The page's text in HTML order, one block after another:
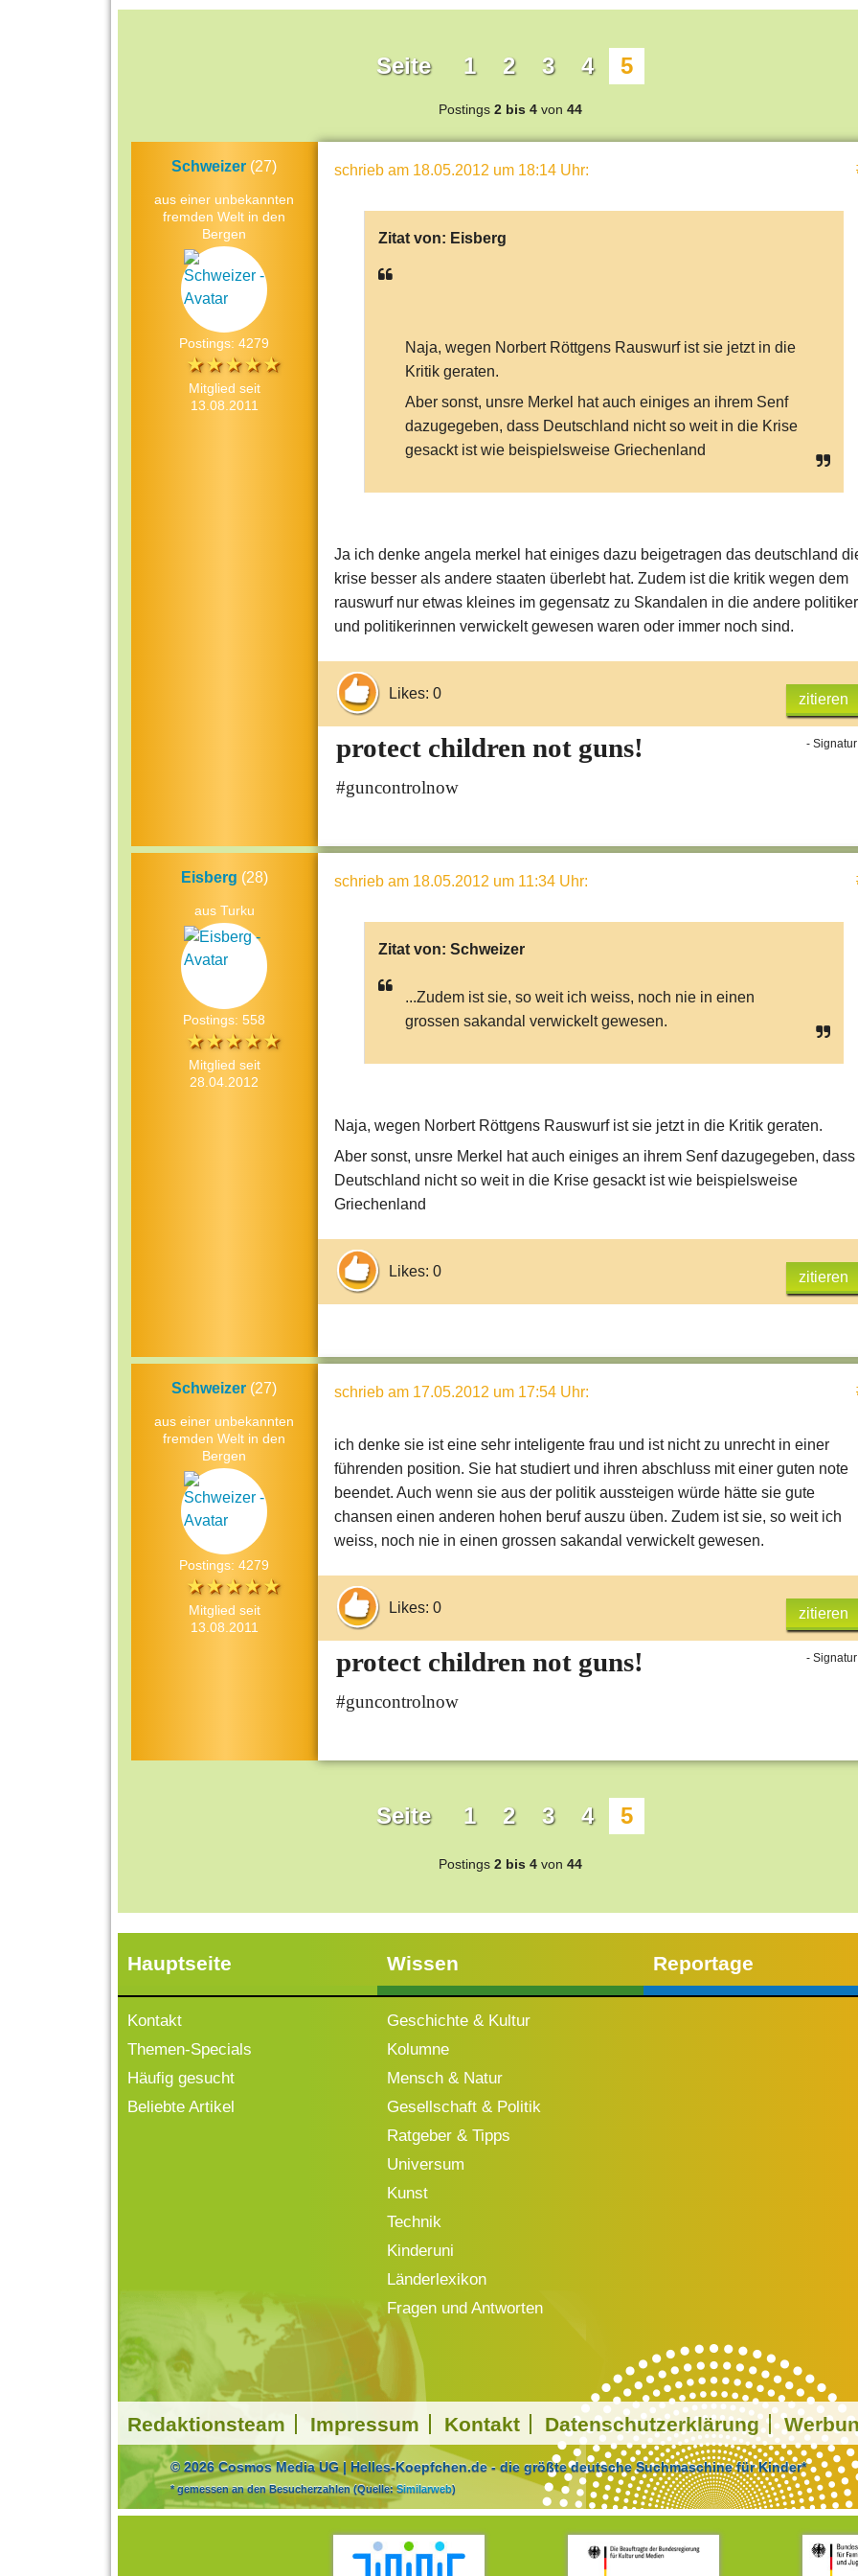
Seite 1 2 3 4 5
Postings 2 bis 4 von 44
Schweizer (27)
aus einer unbekannten
fremden Welt in den
Bergen
Postings: 4279
Mitglied seit
13.08.2011
schrieb am 18.05.2012 um 18:14 Uhr:
Zitat von: Eisberg
Naja, wegen Norbert Röttgens Rauswurf ist sie jetzt in die
Kritik geraten.
Aber sonst, unsre Merkel hat auch einiges an ihrem Senf
dazugegeben, dass Deutschland nicht so weit in die Krise
gesackt ist wie beispielsweise Griechenland
Ja ich denke angela merkel hat einiges dazu beigetragen das deutschland
krise besser als andere staaten überlebt hat. Zudem ist die kritik wegen dem
rauswurf nur etwas kleines im gegensatz zu Skandalen in die andere politiker
und politikerinnen verwickelt gewesen waren oder immer noch sind.
Likes: 0 zitieren
-
protect children not guns!
#guncontrolnow
Eisberg (28)
aus Turku
Postings: 558
Mitglied seit
28.04.2012
schrieb am 18.05.2012 um 11:34 Uhr:
Zitat von: Schweizer
...Zudem ist sie, so weit ich weiss, noch nie in einen
grossen sakandal verwickelt gewesen.
Naja, wegen Norbert Röttgens Rauswurf ist sie jetzt in die Kritik geraten.
Aber sonst, unsre Merkel hat auch einiges an ihrem Senf dazugegeben, dass
Deutschland nicht so weit in die Krise gesackt ist wie beispielsweise
Griechenland
Likes: 0 zitieren
Schweizer (27)
aus einer unbekannten
fremden Welt in den
Bergen
Postings: 4279
Mitglied seit
13.08.2011
schrieb am 17.05.2012 um 17:54 Uhr:
ich denke sie ist eine sehr inteligente frau und ist nicht zu unrecht in einer
führenden position. Sie hat studiert und ihren abschluss mit einer guten note
beendet. Auch wenn sie aus der politik aussteigen würde hätte sie gute
chansen einen anderen hohen beruf auszu üben. Zudem ist sie, so weit ich
weiss, noch nie in einen grossen sakandal verwickelt gewesen.
Likes: 0 zitieren
-
protect children not guns!
#guncontrolnow
Seite 1 2 3 4 5
Postings 2 bis 4 von 44
Hauptseite
Kontakt
Themen-Specials
Häufig gesucht
Beliebte Artikel
Wissen
Geschichte & Kultur
Kolumne
Mensch & Natur
Gesellschaft & Politik
Ratgeber & Tipps
Universum
Kunst
Technik
Kinderuni
Länderlexikon
Fragen und Antworten
Reportage
Redaktionsteam Impressum Kontakt Datenschutzerklärung
© 2026 Cosmos Media UG | Helles-Koepfchen.de - die größte deutsche Suchmaschine für Kinder*
* gemessen an den Besucherzahlen (Quelle:Similarweb)